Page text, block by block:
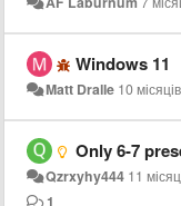
Windows 11
Matt Dralle 10
Only 6-7 presets are shown from
Qzrxyhy444 11
1